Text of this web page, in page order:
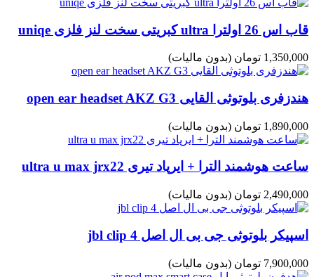
قاب اس 26 اولترا ultra کبریتی سخت لنز فلزی uniqe
1,350,000 تومان (بدون مالیات)
هندزفری بلوتوثی القایی open ear headset AKZ G3
1,890,000 تومان (بدون مالیات)
ساعت هوشمند الترا + ایرپاد تیری ultra u max jrx22
2,490,000 تومان (بدون مالیات)
اسپیکر بلوتوثی جی بی ال اصل jbl clip 4
7,900,000 تومان (بدون مالیات)